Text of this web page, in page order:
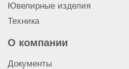
Ювелирные изделия
Техника
О компании
Документы